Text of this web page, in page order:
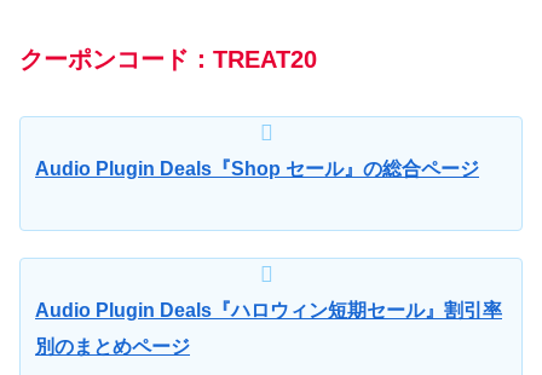
クーポンコード：TREAT20
Audio Plugin Deals『Shop セール』の総合ページ
Audio Plugin Deals『ハロウィン短期セール』割引率
別のまとめページ